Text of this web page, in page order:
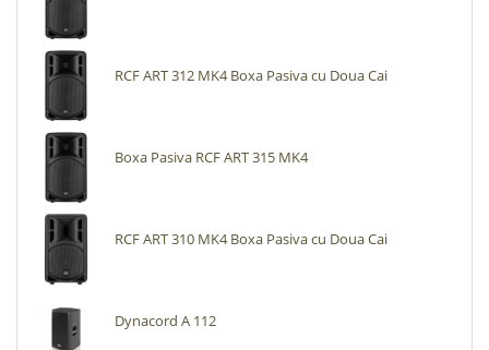
RCF ART 312 MK4 Boxa Pasiva cu Doua Cai
Boxa Pasiva RCF ART 315 MK4
RCF ART 310 MK4 Boxa Pasiva cu Doua Cai
Dynacord A 112